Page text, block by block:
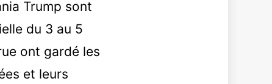
Trump sont
du 3 au 5
ont gardé les
et leurs